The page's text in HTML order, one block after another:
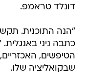
דונלד טראמפ.
"הנה התוכנית.
כתבה ניני
הטיפשים,
שבקואליציה שלו.